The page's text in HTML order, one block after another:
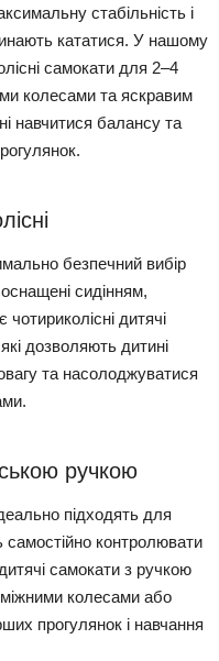
стабільність і
кататися. У нашому
самокати для 2–4
колесами та яскравим
навчитися балансу та
безпечний вибір
сидінням,
дитячі
дозволяють дитині
та насолоджуватися
ручкою
підходять для
контролювати
самокати з ручкою
колесами або
прогулянок і навчання